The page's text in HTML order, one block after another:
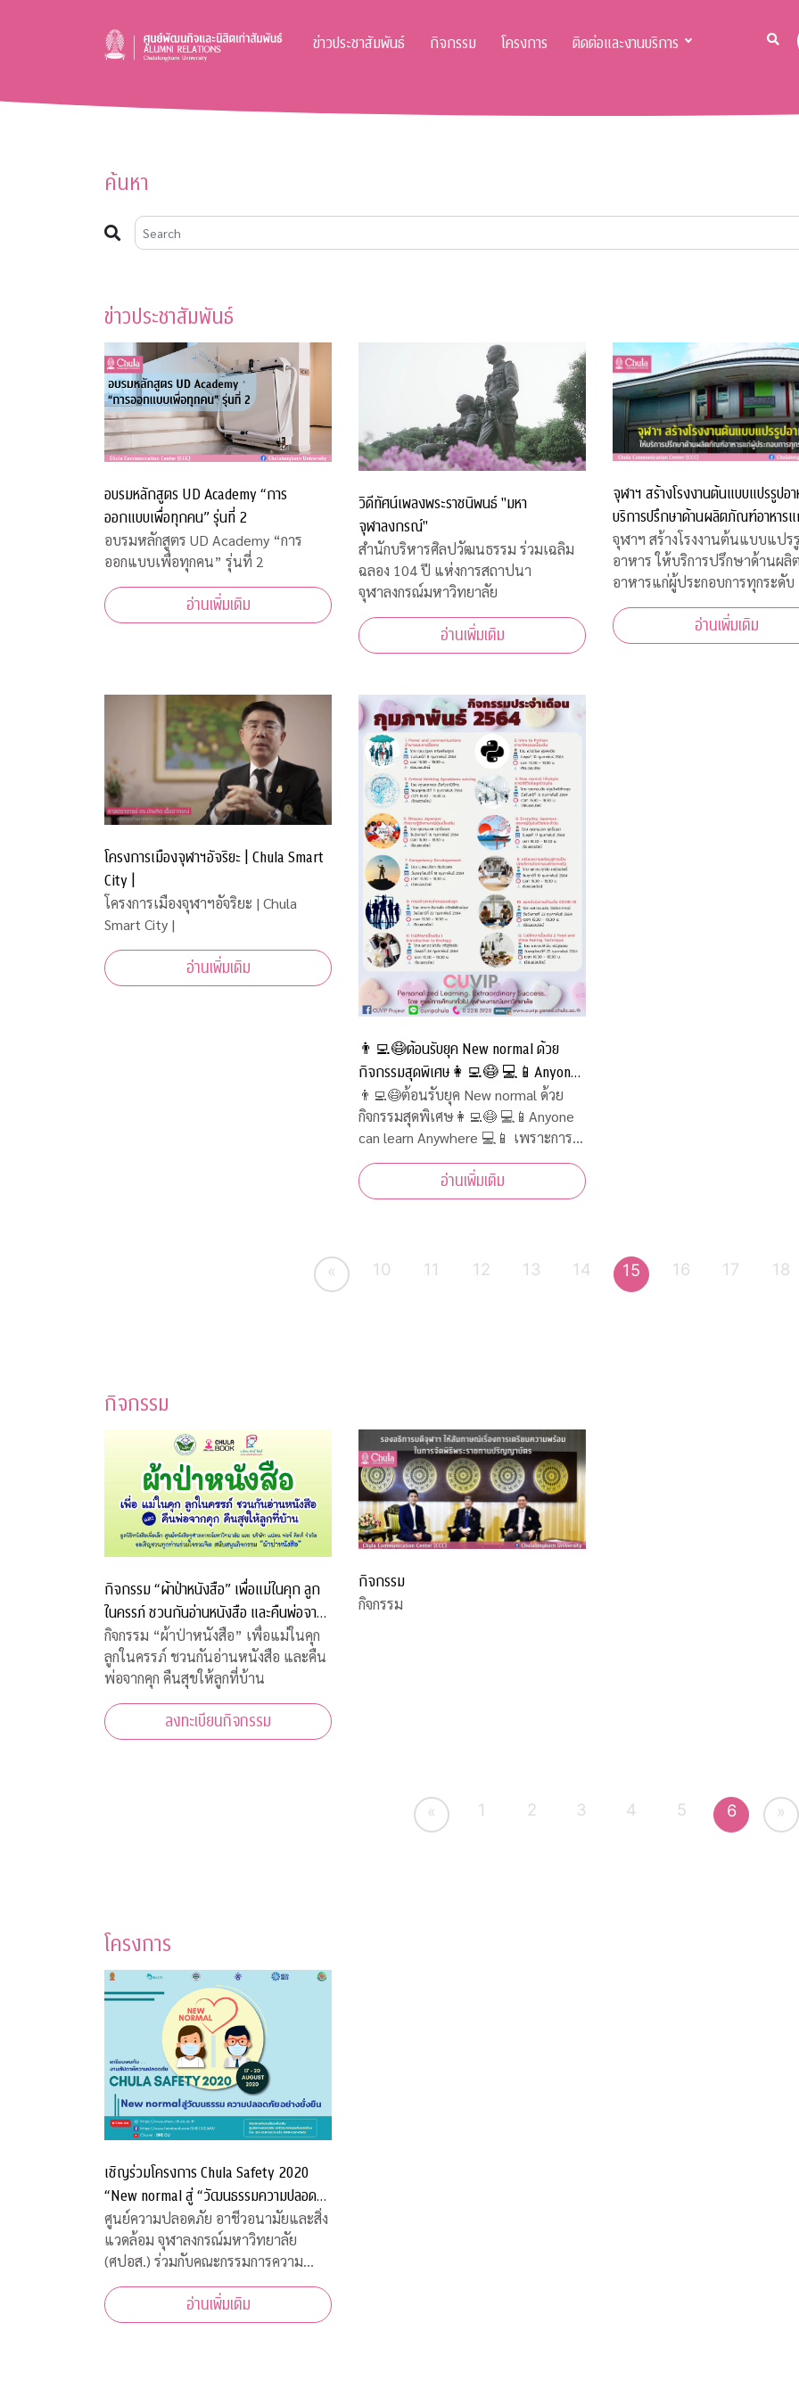
ข่าวประชาสัมพันธ์ กิจกรรม โครงการ ติดต่อและงานบริการ
ค้นหา
ข่าวประชาสัมพันธ์
อบรมหลักสูตร UD Academy “การ
ออกแบบเพื่อทุกคน” รุ่นที่ 2
อบรมหลักสูตร UD Academy “การ
ออกแบบเพื่อทุกคน” รุ่นที่ 2
อ่านเพิ่มเติม
วิดีทัศน์เพลงพระราชนิพนธ์ "มหา
จุฬาลงกรณ์"
สำนักบริหารศิลปวัฒนธรรม ร่วมเฉลิม
ฉลอง 104 ปี แห่งการสถาปนา
จุฬาลงกรณ์มหาวิทยาลัย
อ่านเพิ่มเติม
จุฬาฯ สร้างโรงงานต้นแบบแปรรูปอา
บริการปรึกษาด้านผลิตภัณฑ์อาหาร
ประกอบการทุกระดับ
จุฬาฯ สร้างโรงงานต้นแบบแปร
อาหาร ให้บริการปรึกษาด้านผ
อาหารแก่ผู้ประกอบการทุกระดับ
อ่านเพิ่มเติม
โครงการเมืองจุฬาฯอัจริยะ | Chula Smart
City |
โครงการเมืองจุฬาฯอัจริยะ | Chula
Smart City |
อ่านเพิ่มเติม
👨‍💻😷ต้อนรับยุค New normal ด้วย
กิจกรรมสุดพิเศษ👩‍💻😷 💻📱Anyone
can learn Anywhere 💻📱 เพราะการ
เรียนรู้ไม่มีวันสิ้นสุด
👨‍💻😷ต้อนรับยุค New normal ด้วย
กิจกรรมสุดพิเศษ👩‍💻😷 💻📱Anyone
can learn Anywhere 💻📱 เพราะการ
เรียนรู้ไม่มีวันสิ้นสุด
อ่านเพิ่มเติม
« 10 11 12 13 14 15 16 17 18
กิจกรรม
กิจกรรม “ผ้าป่าหนังสือ” เพื่อแม่ในคุก ลูก
ในครรภ์ ชวนกันอ่านหนังสือ และคืนพ่อจาก
คุก คืนสุขให้ลูกที่บ้าน
กิจกรรม “ผ้าป่าหนังสือ” เพื่อแม่ในคุก
ลูกในครรภ์ ชวนกันอ่านหนังสือ และคืน
พ่อจากคุก คืนสุขให้ลูกที่บ้าน
ลงทะเบียนกิจกรรม
กิจกรรม
กิจกรรม
« 1 2 3 4 5 6 »
โครงการ
เชิญร่วมโครงการ Chula Safety 2020
“New normal สู่ “วัฒนธรรมความปลอดภัย
อย่างยั่งยืน”
ศูนย์ความปลอดภัย อาชีวอนามัยและสิ่ง
แวดล้อม จุฬาลงกรณ์มหาวิทยาลัย
(ศปอส.) ร่วมกับคณะกรรมการความ
ปลอดภัย อาชีวอนามัย และสภาพ
แวดล้อมในการทำงาน จุฬาลงกรณ์
มหาวิทยาลัย และภาคีเครือข่าย จัดงาน
อ่านเพิ่มเติม